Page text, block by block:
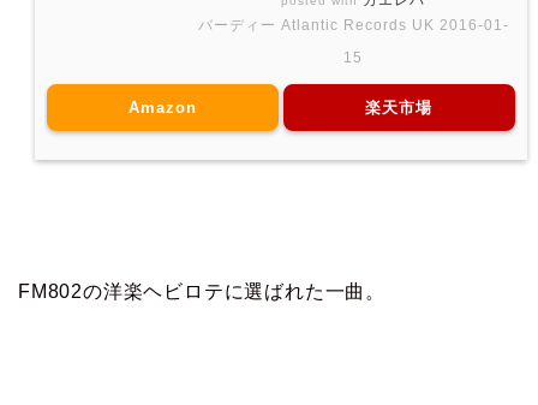
バーディー Atlantic Records UK 2016-01-
15
Amazon 楽天市場
FM802の洋楽ヘビロテに選ばれた一曲。